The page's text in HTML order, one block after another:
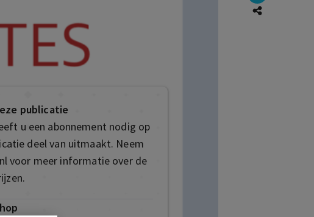
publicatie
u een abonnement nodig op
deel van uitmaakt. Neem
voor meer informatie over de